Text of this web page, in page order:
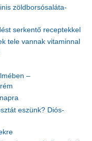
zöldborsósaláta-
serkentő receptekkel
tele vannak vitaminnal
–
eszünk? Diós-